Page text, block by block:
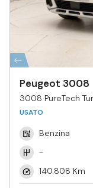
Peugeot 3008
3008 PureTech
USATO
Benzina
-
140.808 Km